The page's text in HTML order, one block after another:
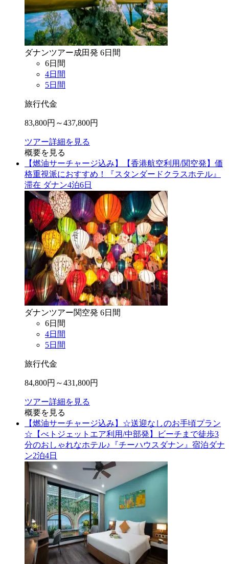
ダナンツアー成田発 6日間
6日間
4日間
5日間
旅行代金
83,800円～437,800円
ツアー詳細を見る
概要を見る
【燃油サーチャージ込み】【香港航空利用/関空発】価
格重視派におすすめ！『スタンダードクラスホテル』
滞在 ダナン4泊6日
ダナンツアー関空発 6日間
6日間
4日間
5日間
旅行代金
84,800円～431,800円
ツアー詳細を見る
概要を見る
【燃油サーチャージ込み】☆送迎なしのお手頃プラン
☆【べトジェットエア利用/中部発】ビーチまで徒歩3
分のおしゃれなホテル♪『チーハウスダナン』宿泊ダナ
ン2泊4日